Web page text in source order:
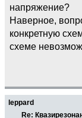
напряжение?
Наверное,
конкретную
схеме
leppard
Re: